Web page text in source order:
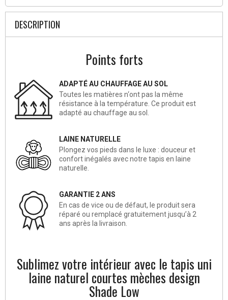
DESCRIPTION
Points forts
ADAPTÉ AU CHAUFFAGE AU SOL
Toutes les matières n‘ont pas la même
résistance à la température. Ce produit est
adapté au chauffage au sol.
LAINE NATURELLE
Plongez vos pieds dans le luxe : douceur et
confort inégalés avec notre tapis en laine
naturelle.
GARANTIE 2 ANS
En cas de vice ou de défaut, le produit sera
réparé ou remplacé gratuitement jusqu’à 2
ans après la livraison.
Sublimez votre intérieur avec le tapis uni
laine naturel courtes mèches design
Shade Low